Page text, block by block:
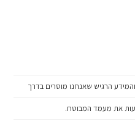
את מעמד המבוטח.